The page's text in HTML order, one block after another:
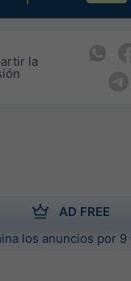
la
AD FREE
los anuncios por 9